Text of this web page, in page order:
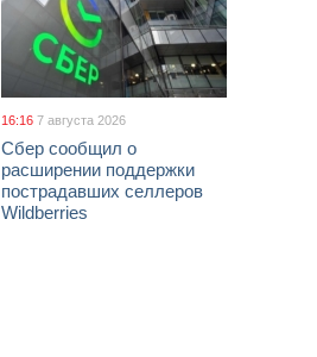
16:16 7 августа 2026
Сбер сообщил о
расширении поддержки
пострадавших селлеров
Wildberries